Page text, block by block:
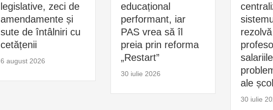
legislative, zeci de
amendamente și
sute de întâlniri cu
cetățenii
6 august 2026
educațional
performant, iar
PAS vrea să îl
preia prin reforma
„Restart”
30 iulie 2026
ale
30 iulie